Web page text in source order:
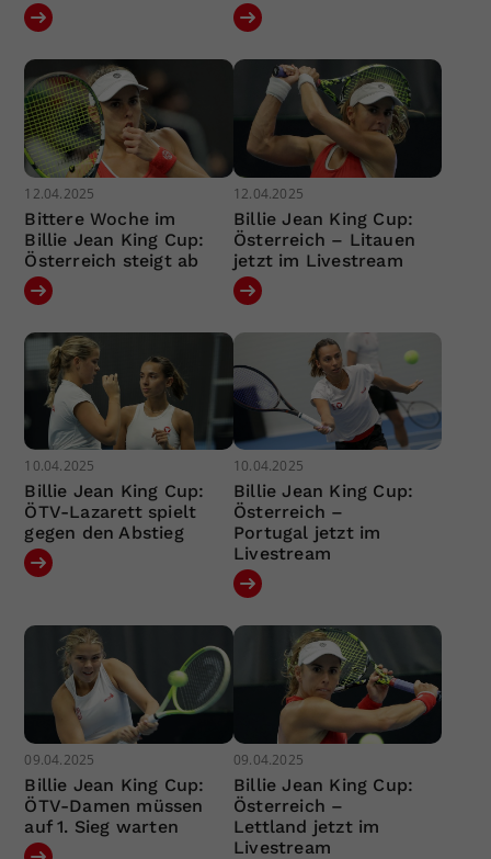
12.04.2025
Bittere Woche im
Billie Jean King Cup:
Österreich steigt ab
12.04.2025
Billie Jean King Cup:
Österreich – Litauen
jetzt im Livestream
10.04.2025
Billie Jean King Cup:
ÖTV-Lazarett spielt
gegen den Abstieg
10.04.2025
Billie Jean King Cup:
Österreich –
Portugal jetzt im
Livestream
09.04.2025
Billie Jean King Cup:
ÖTV-Damen müssen
auf 1. Sieg warten
09.04.2025
Billie Jean King Cup:
Österreich –
Lettland jetzt im
Livestream